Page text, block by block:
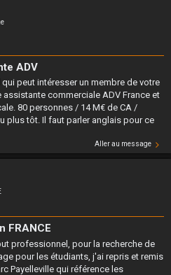
ADV
peut intéresser un membre de votre
commerciale ADV France et
80 personnes / 14 M€ de CA /
plus tôt. Il faut parler anglais pour ce
Aller au message
FRANCE
professionnel, pour la recherche de
pour les étudiants, j'ai repris et remis
Payelleville qui référence les